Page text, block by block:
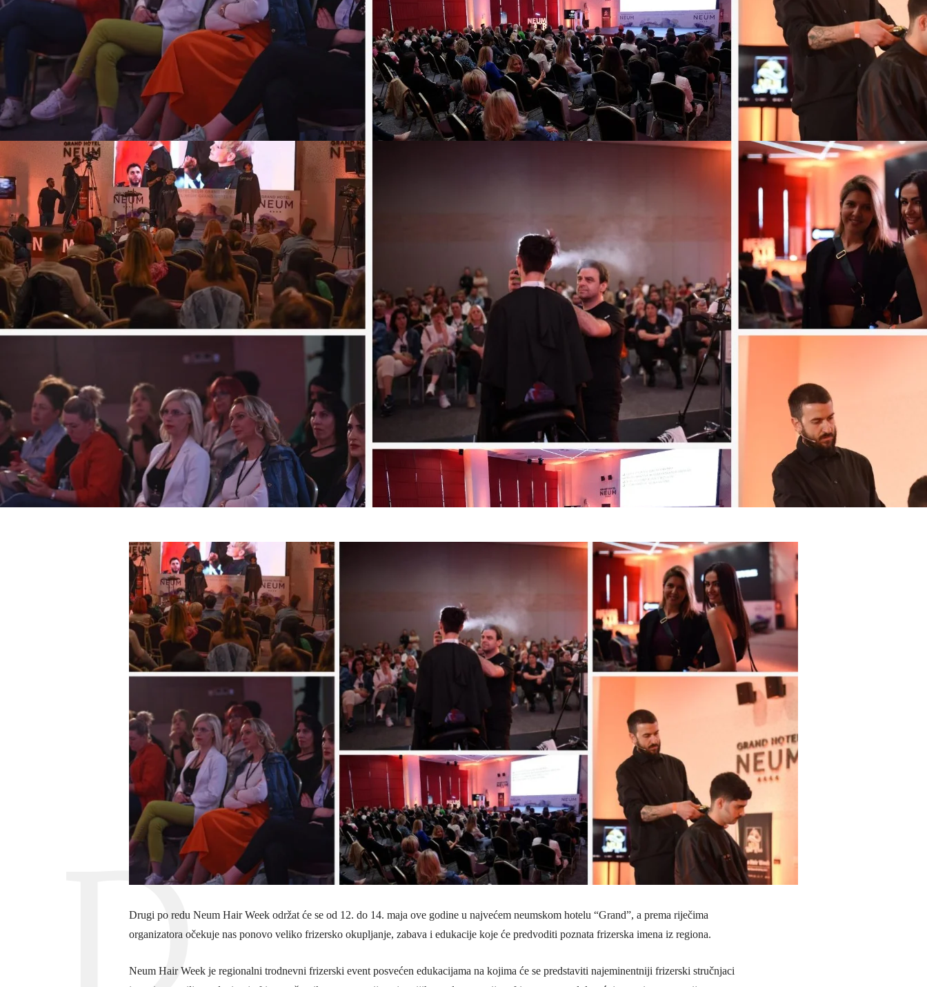
Drugi po redu Neum Hair Week održat će se od 12. do 14. maja ove godine u najvećem neumskom hotelu “Grand”, a prema riječima
organizatora očekuje nas ponovo veliko frizersko okupljanje, zabava i edukacije koje će predvoditi poznata frizerska imena iz regiona.
Neum Hair Week je regionalni trodnevni frizerski event posvećen edukacijama na kojima će se predstaviti najeminentniji frizerski stručnjaci